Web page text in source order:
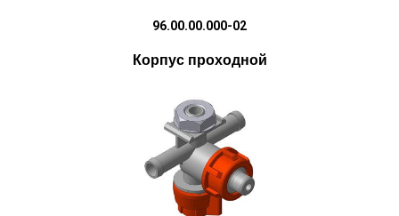
96.00.00.000-02
Корпус проходной